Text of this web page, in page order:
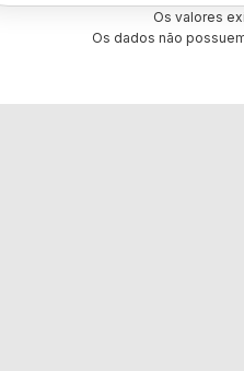
Os valores
Os dados não